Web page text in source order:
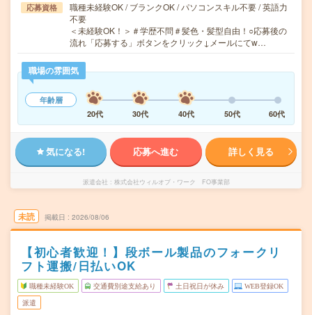
応募資格
職種未経験OK / ブランクOK / パソコンスキル不要 / 英語力
不要
＜未経験OK！＞＃学歴不問＃髪色・髪型自由！○応募後の
流れ「応募する」ボタンをクリック↓メールにてw…
職場の雰囲気
年齢層
20代
30代 40代 50代 60代
気になる! 応募へ進む 詳しく見る
派遣会社 株式会社ウィルオブ・ワーク FO事業部
未読 掲載日 2026/08/06
【初心者歓迎！】段ボール製品のフォークリ
フト運搬/日払いOK
職種未経験OK 交通費別途支給あり 土日祝日が休み WEB登録OK
派遣